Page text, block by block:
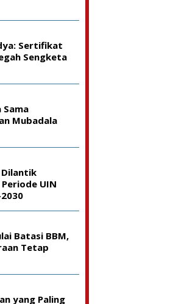
Sertifikat
Sengketa
Sama
Mubadala
UIN
Batasi BBM,
Tetap
yang Paling